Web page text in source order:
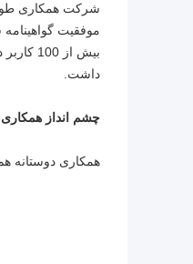
بیش
داشت.
چشم انداز همکاری
همکاری دوستانه